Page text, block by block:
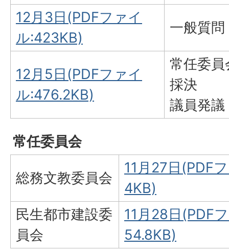
12月3日(PDFファイ
ル:423KB)
一般質
12月5日(PDFファイ
ル:476.2KB)
常任委
採決
議員発議
常任委員会
総務文教委員会
11月27日(PDF
4KB)
民生都市建設委
員会
11月28日(PDF
54.8KB)